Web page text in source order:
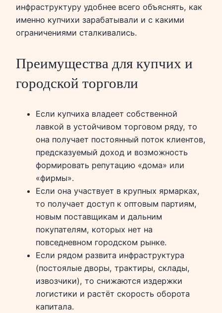
инфраструктуру удобнее всего объяснять, как
именно купчихи зарабатывали и с какими
ограничениями сталкивались.
Преимущества для купчих и
городской торговли
Если купчиха владеет собственной
лавкой в устойчивом торговом ряду, то
она получает постоянный поток клиентов,
предсказуемый доход и возможность
формировать репутацию «дома» или
«фирмы».
Если она участвует в крупных ярмарках,
то получает доступ к оптовым партиям,
новым поставщикам и дальним
покупателям, которых нет на
повседневном городском рынке.
Если рядом развита инфраструктура
(постоялые дворы, трактиры, склады,
извозчики), то снижаются издержки
логистики и растёт скорость оборота
капитала.